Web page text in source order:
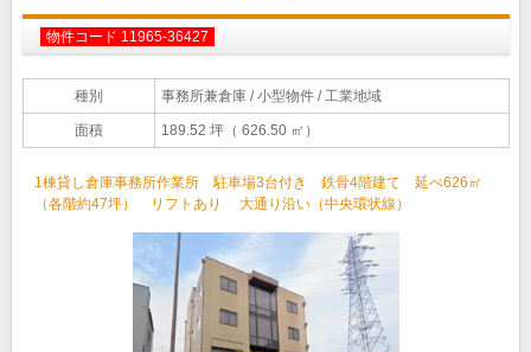
物件コード 11965-36427
種別 事務所兼倉庫 / 小型物件 / 工業地域
面積 189.52 坪（ 626.50 ㎡）
1棟貸し倉庫事務所作業所 駐車場3台付き 鉄骨4階建て 延べ626㎡
（各階約47坪） リフトあり 大通り沿い（中央環状線）